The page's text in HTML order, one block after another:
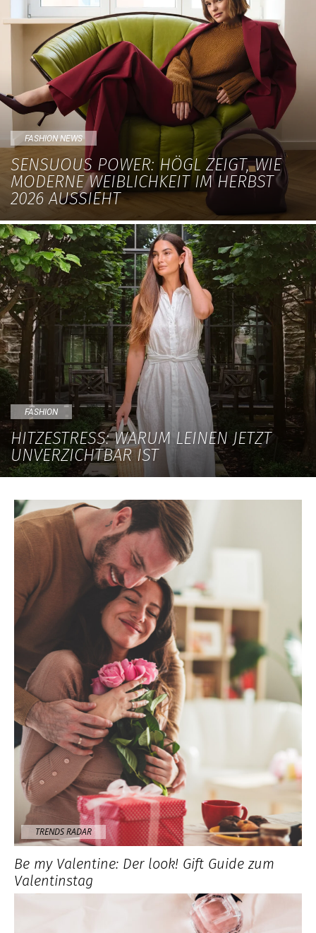
FASHION NEWS
SENSUOUS POWER: HÖGL ZEIGT, WIE
MODERNE WEIBLICHKEIT IM HERBST
2026 AUSSIEHT
FASHION
HITZESTRESS: WARUM LEINEN JETZT
UNVERZICHTBAR IST
TRENDS RADAR
Be my Valentine: Der look! Gift Guide zum
Valentinstag